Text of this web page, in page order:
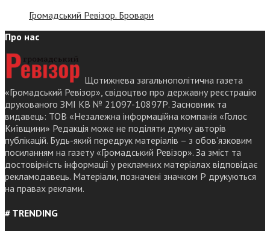
Громадський Ревізор. Бровари
Про нас
Щотижнева загальнополітична газета
«Громадський Ревізор», свідоцтво про державну реєстрацію
друкованого ЗМІ КВ № 21097-10897Р. Засновник та
видавець: ТОВ «Незалежна інформаційна компанія «Голос
Київщини» Редакція може не поділяти думку авторів
публікацій. Будь-який передрук матеріалів – з обов’язковим
посиланням на газету «Громадський Ревізор». За зміст та
достовірність інформації у рекламних матеріалах відповідає
рекламодавець. Матеріали, позначені значком Р друкуються
на правах реклами.
# TRENDING